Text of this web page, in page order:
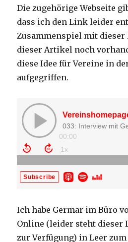
Die zugehörige Webseite
dass ich den Link leider
Zusammenspiel mit dieser
dieser Artikel noch
diese Idee für Vereine in
aufgegriffen.
Ich habe Germar im Büro
Online (leider steht dieser
zur Verfügung) in Leer